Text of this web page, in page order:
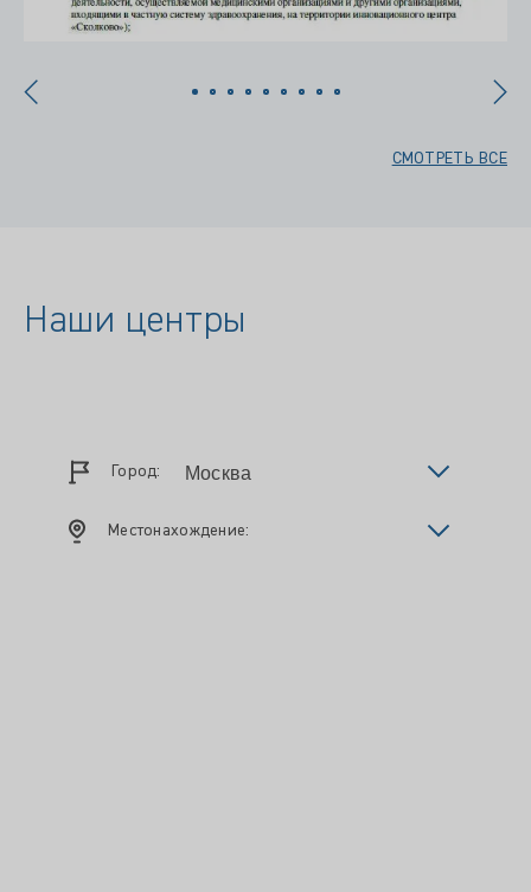
СМОТРЕТЬ ВСЕ
Наши центры
Город:
Местонахождение: